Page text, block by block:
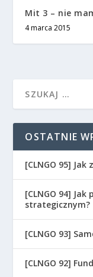
Mit 3 – nie
4 marca 2015
OSTATNIE
[CLNGO 95] Jak
[CLNGO 94]
strategicznym?
[CLNGO 93]
[CLNGO 92]